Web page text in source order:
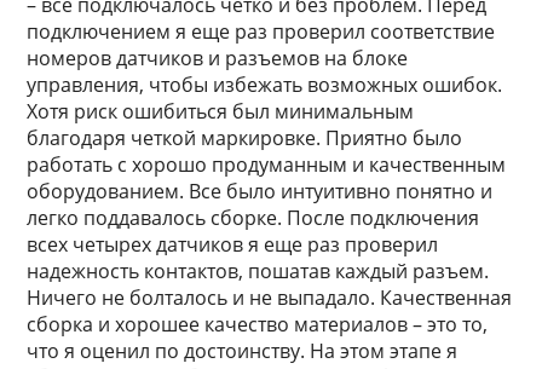
подключением я еще раз проверил соответствие
номеров датчиков и разъемов на блоке
управления, чтобы избежать возможных ошибок.
Хотя риск ошибиться был минимальным
благодаря четкой маркировке. Приятно было
работать с хорошо продуманным и качественным
оборудованием. Все было интуитивно понятно и
легко поддавалось сборке. После подключения
всех четырех датчиков я еще раз проверил
надежность контактов, пошатав каждый разъем.
Ничего не болталось и не выпадало. Качественная
сборка и хорошее качество материалов – это то,
что я оценил по достоинству. На этом этапе я